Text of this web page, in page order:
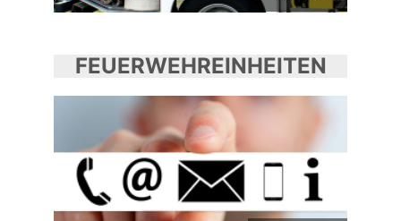
FEUERWEHREINHEITEN